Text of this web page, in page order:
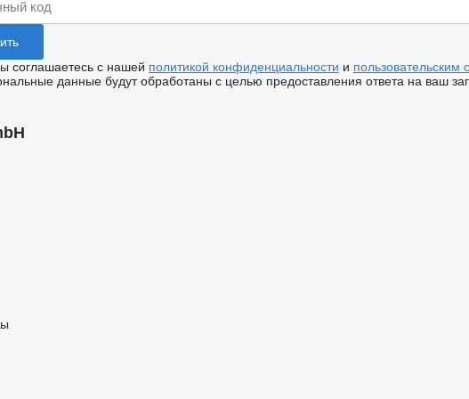
соглашаетесь с нашей политикой конфиденциальности и пользовательским
данные будут обработаны с целью предоставления ответа на ваш